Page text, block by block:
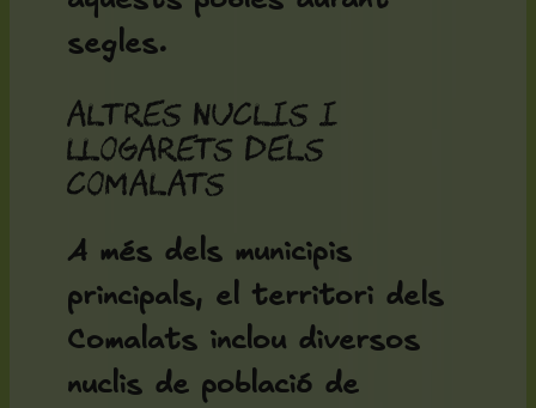
segles.
Altres nuclis i
llogarets dels
Comalats
A més dels municipis
principals, el territori dels
Comalats inclou diversos
nuclis de població de